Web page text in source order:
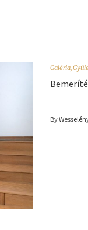
Galéria,
By